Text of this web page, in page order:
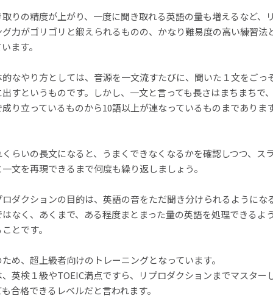
りの精度が上がり、一度に聞き取れる英語の量も増えるなど、
グ力がゴリゴリと鍛えられるものの、かなり難易度の高い練習法
ます。
的なやり方としては、音源を一文流すたびに、聞いた１文をごっ
すというものです。しかし、一文と言っても長さはまちまちで
り立っているものから10語以上が連なっているものまでありま
らいの長文になると、うまくできなくなるかを確認しつつ、ス
文を再現できるまで何度も繰り返しましょう。
ロダクションの目的は、英語の音をただ聞き分けられるようにな
なく、あくまで、ある程度まとまった量の英語を処理できるよ
とです。
め、超上級者向けのトレーニングとなっています。
英検１級やTOEIC満点ですら、リプロダクションまでマスター
合格できるレベルだと言われます。